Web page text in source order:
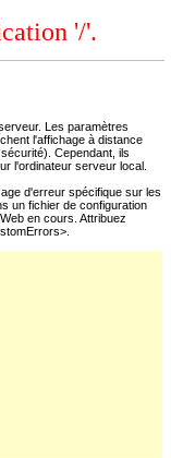
'/'.
Les paramètres
l'affichage à distance
Cependant, ils
l'ordinateur serveur local.
d'erreur spécifique sur les
un fichier de configuration
en cours. Attribuez